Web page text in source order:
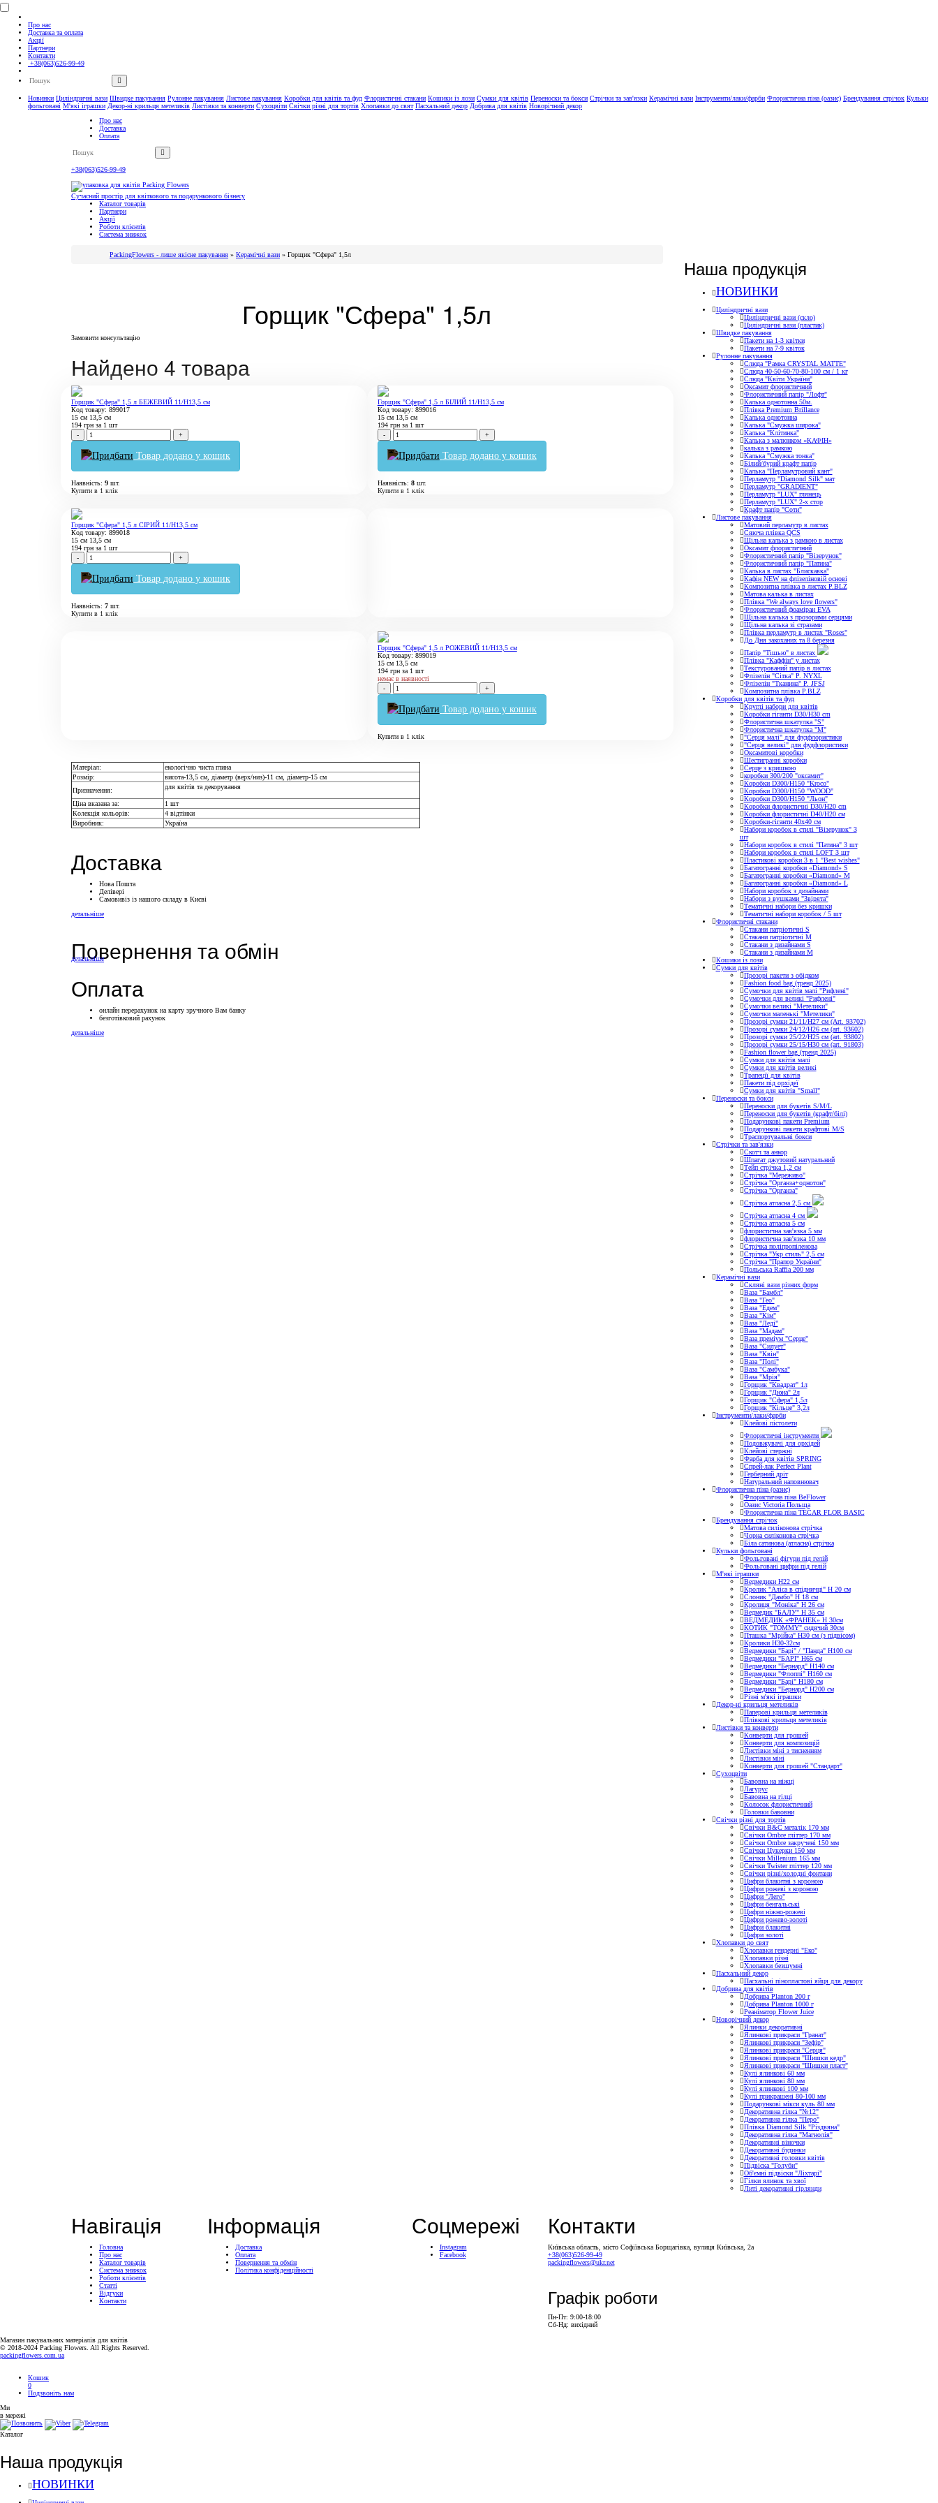
Про нас
Доставка та оплата
Акції
Партнери
Контакти
+38(063)526-99-49
Новинки Циліндричні вази Швидке пакування Рулонне пакування Листове пакування Коробки для квітів та фуд Флористичні стакани Кошики із лози Сумки для квітів Переноски та бокси Стрічки та зав'язки Керамічні вази Інструменти/лаки/фарби Флористична піна (оазис) Брендування стрічок Кульки
фольговані М'які іграшки Декор-ні крильця метеликів Листівки та конверти Сухоцвіти Свічки різні для тортів Хлопавки до свят Пасхальний декор Добрива для квітів Новорічний декор
Про нас
Доставка
Оплата
+38(063)526-99-49
Сучасний простір для квіткового та подарункового бізнесу
Каталог товарів
Партнери
Акції
Роботи клієнтів
Система знижок
PackingFlowers - лише якісне пакування » Керамічні вази » Горщик "Сфера" 1,5л
Горщик "Сфера" 1,5л
Замовити консультацію
Найдено 4 товара
Горщик "Сфера" 1,5 л БЕЖЕВИЙ 11/Н13,5 см
Код товару: 899017
15 см 13,5 см
194 грн за 1 шт
-
+
Товар додано у кошик
Наявність: 9 шт.
Купити в 1 клік
Горщик "Сфера" 1,5 л БІЛИЙ 11/Н13,5 см
Код товару: 899016
15 см 13,5 см
194 грн за 1 шт
-
+
Товар додано у кошик
Наявність: 8шт.
Купити в 1 клік
Горщик "Сфера" 1,5 л СІРИЙ 11/Н13,5 см
Код товару: 899018
15 см 13,5 см
194 грн за 1 шт
-
+
Товар додано у кошик
Наявність: 7 шт.
Купити в 1 клік
Горщик "Сфера" 1,5 л РОЖЕВИЙ 11/Н13,5 см
Код товару: 899019
15 см 13,5 см
194 грн за 1 шт
немає в наявності
-
+
Товар додано у кошик
Купити в 1 клік
Матеріал:
екологічно чиста глина
Розмір:
висота-13,5 см, діаметр (верх/низ)-11 см, діаметр-15 см
Призначення:
для квітів та декорування
Ціна вказана за:
1 шт
Колекція кольорів:
4 відтінки
Виробник:
Україна
Доставка
Нова Пошта
Делівері
Самовивіз із нашого складу в Києві
детальніше
Повернення та обмін
детальніше
Оплата
онлайн перерахунок на карту зручного Вам банку
безготівковий рахунок
детальніше
Наша продукція
НОВИНКИ
Циліндричні вази
Циліндричні вази (скло)
Циліндричні вази (пластик)
Швидке пакування
Пакети на 1-3 квітки
Пакети на 7-9 квіток
Рулонне пакування
Слюда "Рамка CRYSTAL MATTE"
Слюда 40-50-60-70-80-100 см / 1 кг
Слюда "Квіти України"
Оксамит флористичний
Флористичний папір "Лофт"
Калька однотонна 50м.
Плівка Premium Brillance
Калька однотонна
Калька "Смужка широка"
Калька "Клітинка"
Калька з малюнком «КАФІН»
калька з рамкою
Калька "Смужка тонка"
Білий/бурий крафт папір
Калька "Перламутровий кант"
Перламутр "Diamond Silk" мат
Перламутр "GRADIENT"
Перламутр "LUX" глянець
Перламутр "LUX" 2-х стор
Крафт папір "Соти"
Листове пакування
Матовий перламутр в листах
Сяюча плівка QCS
Щільна калька з рамкою в листах
Оксамит флористичний
Флористичний папір "Візерунок"
Флористичний папір "Патина"
Калька в листах "Блискавка"
Кафін NEW на флізеліновій основі
Композитна плівка в листах Р.BLZ
Матова калька в листах
Плівка "We always love flowers"
Флористичний фоаміран EVA
Щільна калька з прозорими серцями
Щільна калька зі стразами
Плівка перламутр в листах "Roses"
До Дня закоханих та 8 березня
Папір "Тішью" в листах
Плівка "Каффін" у листах
Текстурований папір в листах
Флізелін "Сітка" P. NYXL
Флізелін "Тканина" P. JFSJ
Композитна плівка Р.BLZ
Коробки для квітів та фуд
Круглі набори для квітів
Коробки гіганти D30/H30 cm
Флористична шкатулка "S"
Флористична шкатулка "М"
"Серця малі" для фудфлористики
"Серця великі" для фудфлористики
Оксамитові коробки
Шестигранні коробки
Серце з кришкою
коробки 300/200 "оксамит"
Коробки D300/H150 "Kroco"
Коробки D300/H150 "WOOD"
Коробки D300/H150 "Льон"
Коробки флористичні D30/H20 cm
Коробки флористичні D40/H20 cм
Коробки-гіганти 40x40 см
Набори коробок в стилі "Візерунок" 3
шт
Набори коробок в стилі "Патина" 3 шт
Набори коробок в стилі LOFT 3 шт
Пластикові коробки 3 в 1 "Best wishes"
Багатогранні коробки «Diamond» S
Багатогранні коробки «Diamond» M
Багатогранні коробки «Diamond» L
Набори коробок з дизайнами
Набори з вушками "Звірята"
Тематичні набори без кришки
Тематичні набори коробок / 5 шт
Флористичні стакани
Стакани патріотичні S
Стакани патріотичні М
Стакани з дизайнами S
Стакани з дизайнами М
Кошики із лози
Сумки для квітів
Прозорі пакети з обідком
Fashion food bag (тренд 2025)
Сумочки для квітів малі "Рифлені"
Сумочки для великі "Рифлені"
Сумочки великі "Метелики"
Сумочки маленькі "Метелики"
Прозорі сумки 21/11/H27 см (Art. 93702)
Прозорі сумки 24/12/Н26 см (art. 93602)
Прозорі сумки 25/22/Н25 см (art. 93802)
Прозорі сумки 25/15/Н30 см (art. 91803)
Fashion flower bag (тренд 2025)
Сумки для квітів малі
Сумки для квітів великі
Трапеції для квітів
Пакети під орхідеї
Сумки для квітів "Small"
Переноски та бокси
Переноски для букетів S/M/L
Переноски для букетів (крафт/білі)
Подарункові пакети Premium
Подарункові пакети крафтові M/S
Траспортувальні бокси
Стрічки та зав'язки
Скотч та анкор
Шпагат джутовий натуральний
Тейп стрічка 1,2 см
Стрічка "Мереживо"
Стрічка "Органза+однотон"
Стрічка "Органза"
Стрічка атласна 2,5 см
Стрічка атласна 4 см
Стрічка атласна 5 см
флористична зав'язка 5 мм
флористична зав'язка 10 мм
Стрічка поліпропіленова
Стрічка "Укр стиль" 2,5 см
Стрічка "Прапор України"
Польська Raffia 200 мм
Керамічні вази
Скляні вази різних форм
Ваза "Бамбл"
Ваза "Гео"
Ваза "Едем"
Ваза "Кім"
Ваза "Леді"
Ваза "Мадам"
Ваза преміум "Серце"
Ваза "Силует"
Ваза "Квін"
Ваза "Полі"
Ваза "Самбука"
Ваза "Мрія"
Горщик "Квадрат" 1л
Горщик "Дюна" 2л
Горщик "Сфера" 1,5л
Горщик "Кільце" 3,2л
Інструменти/лаки/фарби
Клейові пістолети
Флористичні інструменти
Подовжувачі для орхідей
Клейові стержні
Фарба для квітів SPRING
Спрей-лак Perfect Plant
Герберний дріт
Натуральний наповнювач
Флористична піна (оазис)
Флористична піна BeFlower
Оазис Victoria Польща
Флористична піна TECAR FLOR BASIC
Брендування стрічок
Матова силіконова стрічка
Чорна силіконова стрічка
Біла сатинова (атласна) стрічка
Кульки фольговані
Фольговані фігури під гелій
Фольговані цифри під гелій
М'які іграшки
Ведмедики H22 см
Кролик "Аліса в спідничці" Н 20 см
Слоник "Дамбо" Н 18 см
Кролиця "Моніка" Н 26 см
Ведмедик "БАЛУ" Н 35 см
ВЕДМЕДИК «ФРАНЕК» H 30см
КОТИК "ТОMMY" сидячий 30см
Пташка "Мрійка" Н30 см (з підвісом)
Кролики Н30-32см
Ведмедики "Барі" / "Панда" Н100 см
Ведмедики "БАРІ" Н65 см
Ведмедики "Бернард" Н140 см
Ведмедики "Флоппі" Н160 см
Ведмедики "Барі" Н180 см
Ведмедики "Бернард" Н200 см
Різні м'які іграшки
Декор-ні крильця метеликів
Паперові крильця метеликів
Плівкові крильця метеликів
Листівки та конверти
Конверти для грошей
Конверти для композицій
Листівки міні з тисненням
Листівки міні
Конверти для грошей "Стандарт"
Сухоцвіти
Бавовна на ніжці
Лагурус
Бавовна на гілці
Колосок флористичний
Головки бавовни
Свічки різні для тортів
Свічки B&C металік 170 мм
Свічки Ombre гліттер 170 мм
Свічки Ombre закручені 150 мм
Свічки Цукерки 150 мм
Свічки Millenium 165 мм
Свічки Twister гліттер 120 мм
Свічки різні/холодні фонтани
Цифри блакитні з короною
Цифри рожеві з короною
Цифри "Лего"
Цифри бенгальські
Цифри ніжно-рожеві
Цифри рожево-золоті
Цифри блакитні
Цифри золоті
Хлопавки до свят
Хлопавки гендерні "Еко"
Хлопавки різні
Хлопавки безшумні
Пасхальний декор
Пасхальні пінопластові яйця для декору
Добрива для квітів
Добрива Planton 200 г
Добрива Planton 1000 г
Реаніматор Flower Juice
Новорічний декор
Ялинки декоративні
Ялинкові прикраси "Гранат"
Ялинкові прикраси "Зефір"
Ялинкові прикраси "Серця"
Ялинкові прикраси "Шишки кедр"
Ялинкові прикраси "Шишки пласт"
Кулі ялинкові 60 мм
Кулі ялинкові 80 мм
Кулі ялинкові 100 мм
Кулі прикрашені 80-100 мм
Подарункові мікси куль 80 мм
Декоративна гілка "№12"
Декоративна гілка "Перо"
Плівка Diamond Silk "Різдвяна"
Декоративна гілка "Магнолія"
Декоративні віночки
Декоративні будинки
Декоративні головки квітів
Підвіска "Голуби"
Об'ємні підвіски "Ліхтарі"
Гілки ялинок та хвої
Литі декоративні гірлянди
Навігація
Головна
Про нас
Каталог товарів
Система знижок
Роботи клієнтів
Статті
Відгуки
Контакти
Інформація
Доставка
Оплата
Повернення та обмін
Політика конфіденційності
Соцмережі
Instagram
Facebook
Контакти
Київська область, місто Софіївська Борщагівка, вулиця Київська, 2а
+38(063)526-99-49
packingflowers@ukr.net
Графік роботи
Пн-Пт: 9:00-18:00
Сб-Нд: вихідний
Магазин пакувальних матеріалів для квітів
© 2018-2024 Packing Flowers. All Rights Reserved.
packingflowers.com.ua
Кошик
0
Подзвоніть нам
Ми
в мережі
Каталог
Наша продукція
НОВИНКИ